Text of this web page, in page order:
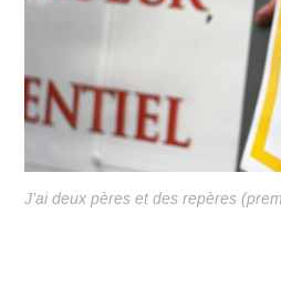
J’ai deux pères et des repères